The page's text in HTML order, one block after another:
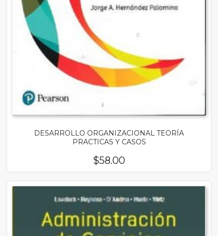
DESARROLLO ORGANIZACIONAL TEORÍA
PRACTICAS Y CASOS
$58.00